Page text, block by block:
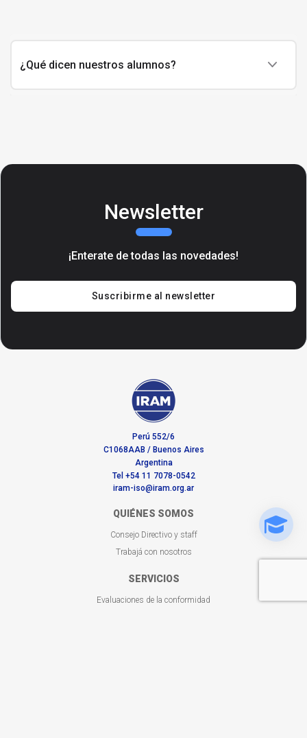
¿Qué dicen nuestros alumnos?
Newsletter
¡Enterate de todas las novedades!
Suscribirme al newsletter
Perú 552/6
C1068AAB / Buenos Aires
Argentina
Tel +54 11 7078-0542
iram-iso@iram.org.ar
QUIÉNES SOMOS
Consejo Directivo y staff
Trabajá con nosotros
SERVICIOS
Evaluaciones de la conformidad